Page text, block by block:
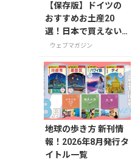
【保存版】ドイツの
おすすめお土産20
選！日本で買えない
雑貨からお菓子まで
ウェブマガジン
地球の歩き方 新刊情
報！2026年8月発行タ
イトル一覧